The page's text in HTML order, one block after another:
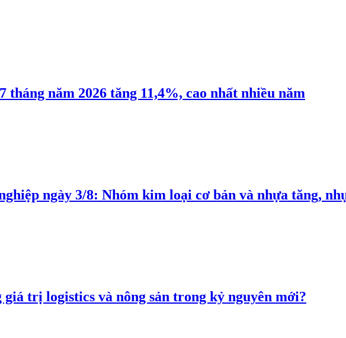
tháng năm 2026 tăng 11,4%, cao nhất nhiều năm
ngày 3/8: Nhóm kim loại cơ bản và nhựa tăng,
giá trị logistics và nông sản trong kỷ nguyên mới?